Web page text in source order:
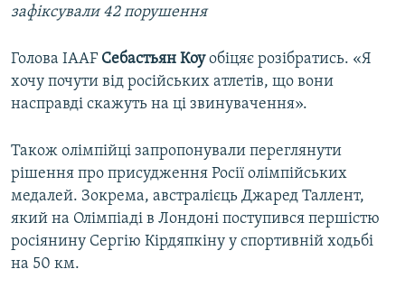
зафіксували 42 порушення
Голова IAAF Себастьян Коуобіцяє розібратись. «Я
хочу почути від російських атлетів, що вони
насправді скажуть на ці звинувачення».
Також олімпійці запропонували переглянути
рішення про присудження Росії олімпійських
медалей. Зокрема, австралієць Джаред Таллент,
який на Олімпіаді в Лондоні поступився першістю
росіянину Сергію Кірдяпкіну у спортивній ходьбі
на 50 км.